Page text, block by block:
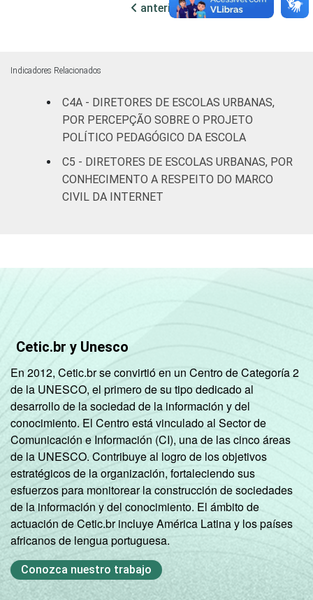
Até 3 SM 67 31 2
Mais de 5
SM
15
REGIÃO Norte 73 27
DEPENDÊNCIA
ADMINISTRATIVA
Pública
Estadual
89
Total ̶
Públicas
81 18
Particular 75 24
Fonte: CGI.br/NIC.br, Centro Regional de
Estudos para o Desenvolvimento da
Sociedade da Informação (Cetic.br),
Pesquisa sobre o uso das tecnologias de
anterior próxima
Indicadores Relacionados
C4A - DIRETORES DE ESCOLAS URBANAS,
POR PERCEPÇÃO SOBRE O PROJETO
POLÍTICO PEDAGÓGICO DA ESCOLA
C5 - DIRETORES DE ESCOLAS URBANAS, POR
CONHECIMENTO A RESPEITO DO MARCO
CIVIL DA INTERNET
Cetic.br y Unesco
En 2012, Cetic.br se convirtió en un Centro de Categoría 2
de la UNESCO, el primero de su tipo dedicado al
desarrollo de la sociedad de la información y del
conocimiento. El Centro está vinculado al Sector de
Comunicación e Información (CI), una de las cinco áreas
de la UNESCO. Contribuye al logro de los objetivos
estratégicos de la organización, fortaleciendo sus
esfuerzos para monitorear la construcción de sociedades
de la información y del conocimiento. El ámbito de
actuación de Cetic.br incluye América Latina y los países
africanos de lengua portuguesa.
Conozca nuestro trabajo